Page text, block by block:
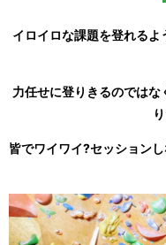
イロイロな課題を登れる
力任せに登りきるのでは
皆でワイワイ?セッション